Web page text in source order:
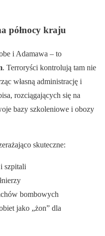
północy kraju
i Adamawa – to
. Terroryści kontrolują tam nie
własną administrację i
rozciągających się na
bazy szkoleniowe i obozy
skuteczne:
szpitali
bombowych
jako „żon” dla